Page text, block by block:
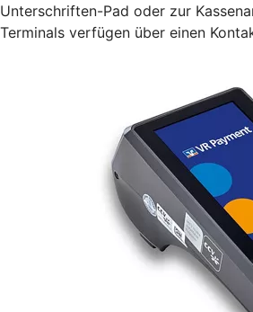
Unterschriften-Pad oder zur
Terminals verfügen über einen